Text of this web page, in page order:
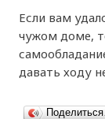
Если вам
чужом доме,
давать ходу